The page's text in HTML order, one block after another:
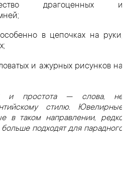
драгоценных и
в цепочках на руки,
и ажурных рисунков на
и простота — слова, не
стилю. Ювелирные
в таком направлении, редко
подходят для парадного